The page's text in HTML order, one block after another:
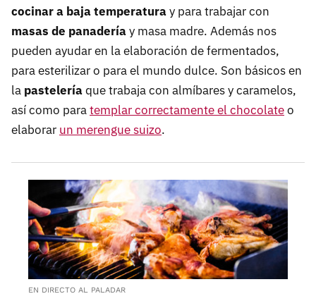
cocinar a baja temperaturay para trabajar con
masas de panaderíay masa madre. Además nos
pueden ayudar en la elaboración de fermentados,
para esterilizar o para el mundo dulce. Son básicos en
la pasteleríaque trabaja con almíbares y caramelos,
así como paratemplar correctamente el chocolateo
elaborar un merengue suizo.
EN DIRECTO AL PALADAR